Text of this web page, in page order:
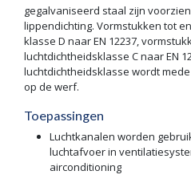
gegalvaniseerd staal zijn
lippendichting. Vormstukken tot
klasse D naar EN 12237,
luchtdichtheidsklasse C naar EN
luchtdichtheidsklasse wordt
op de werf.
Toepassingen
Luchtkanalen worden
luchtafvoer in
airconditioning